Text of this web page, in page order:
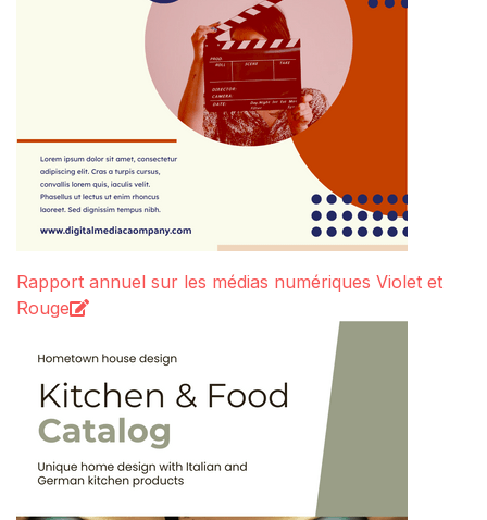
Rapport annuel sur les médias numériques Violet et
Rouge